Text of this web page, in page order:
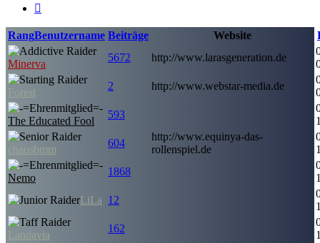
RangBenutzername Beiträge Website
Minerva
5672 http://www.larasgeneration.de
Forest
2 http://www.webstar-media.de
The Educated Fool
593
chaosbmm
604
http://www.equinya-das-
rollenspiel.de
Nemo
1868
LiLa 12
Landavia
162